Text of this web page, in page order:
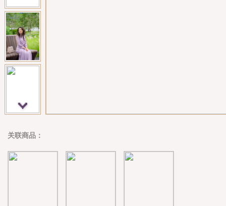
关联商品：